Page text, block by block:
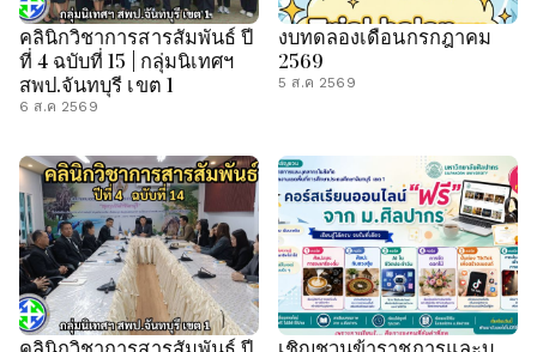
คลินิกวิชาการสารสัมพันธ์ ปี
ที่ 4 ฉบับที่ 15 | กลุ่มนิเทศฯ
สพป.จันทบุรี เขต 1
6 ส.ค 2569
งบทดลองเดือนกรกฎาคม
2569
5 ส.ค 2569